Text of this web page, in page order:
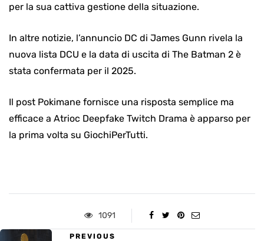
per la sua cattiva gestione della situazione.
In altre notizie, l’annuncio DC di James Gunn rivela la
nuova lista DCU e la data di uscita di The Batman 2 è
stata confermata per il 2025.
Il post Pokimane fornisce una risposta semplice ma
efficace a Atrioc Deepfake Twitch Drama è apparso per
la prima volta su GiochiPerTutti.
1091
PREVIOUS